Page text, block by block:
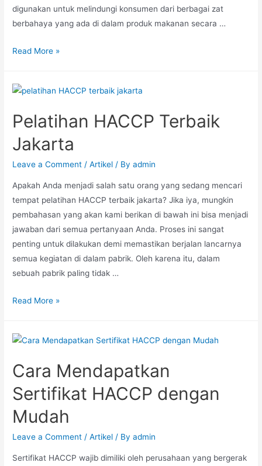
digunakan untuk melindungi konsumen dari berbagai zat
berbahaya yang ada di dalam produk makanan secara …
Read More »
Pelatihan HACCP Terbaik
Jakarta
Leave a Comment /Artikel / Byadmin
Apakah Anda menjadi salah satu orang yang sedang mencari
tempat pelatihan HACCP terbaik jakarta? Jika iya, mungkin
pembahasan yang akan kami berikan di bawah ini bisa menjadi
jawaban dari semua pertanyaan Anda. Proses ini sangat
penting untuk dilakukan demi memastikan berjalan lancarnya
semua kegiatan di dalam pabrik. Oleh karena itu, dalam
sebuah pabrik paling tidak …
Read More »
Cara Mendapatkan
Sertifikat HACCP dengan
Mudah
Leave a Comment /Artikel / Byadmin
Sertifikat HACCP wajib dimiliki oleh perusahaan yang bergerak